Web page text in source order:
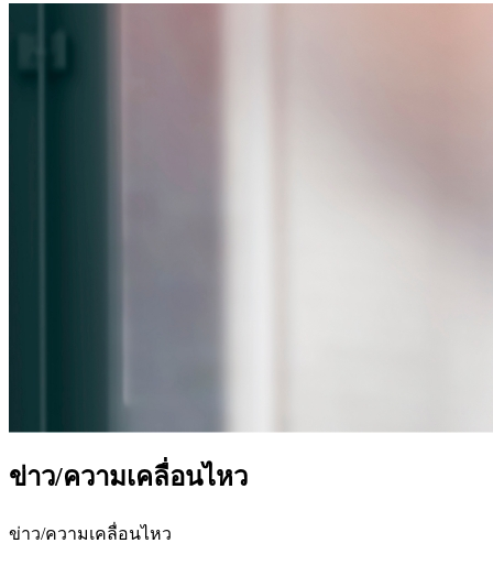
ข่าว/ความเคลื่อนไหว
ข่าว/ความเคลื่อนไหว